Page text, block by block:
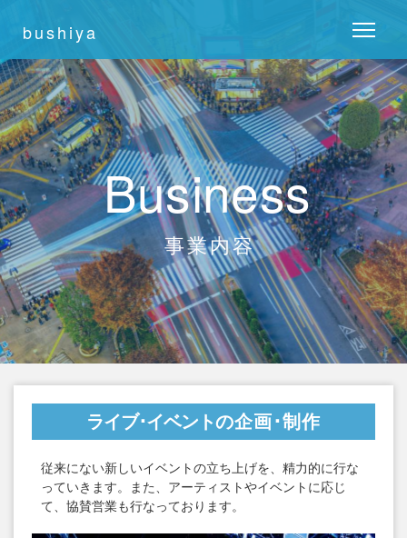
bushiya
Business
事業内容
ライブ･イベントの企画･制作
従来にない新しいイベントの立ち上げを、精力的に行な
っていきます。また、アーティストやイベントに応じ
て、協賛営業も行なっております。